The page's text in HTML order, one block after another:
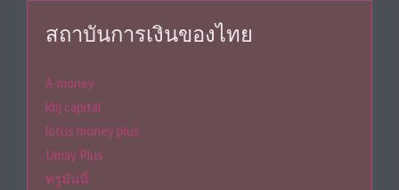
สถาบันการเงินของไทย
A-money
kbj capital
lotus money plus
Umay Plus
ทรูมันนี่